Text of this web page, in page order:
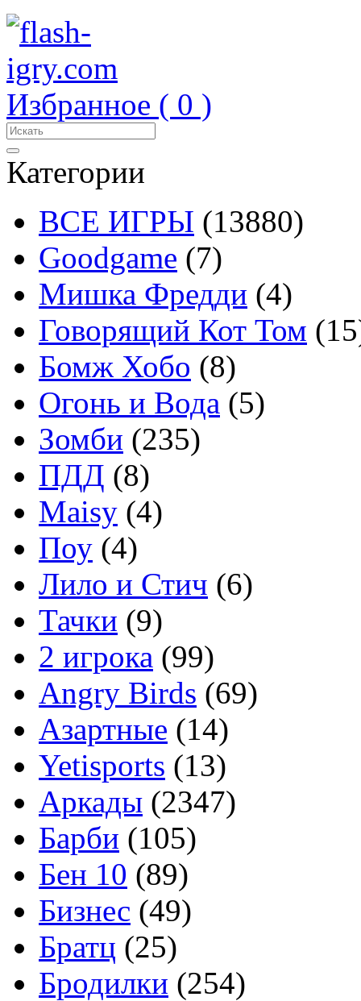
Избранное ( 0 )
Категории
ВСЕ ИГРЫ (13880)
Goodgame (7)
Мишка Фредди (4)
Говорящий Кот Том
Бомж Хобо (8)
Огонь и Вода (5)
Зомби (235)
ПДД (8)
Maisy (4)
Поу (4)
Лило и Стич (6)
Тачки (9)
2 игрока (99)
Angry Birds (69)
Азартные (14)
Yetisports (13)
Аркады (2347)
Барби (105)
Бен 10 (89)
Бизнес (49)
Братц (25)
Бродилки (254)